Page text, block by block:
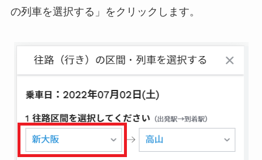
の列車を選択する」をクリックします。